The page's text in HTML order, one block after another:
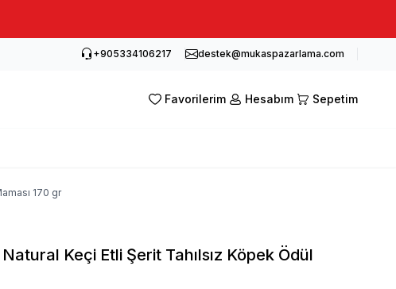
+905334106217 destek@mukaspazarlama.com
Favorilerim Hesabım Sepetim
170 gr
Keçi Etli Şerit Tahılsız Köpek Ödül